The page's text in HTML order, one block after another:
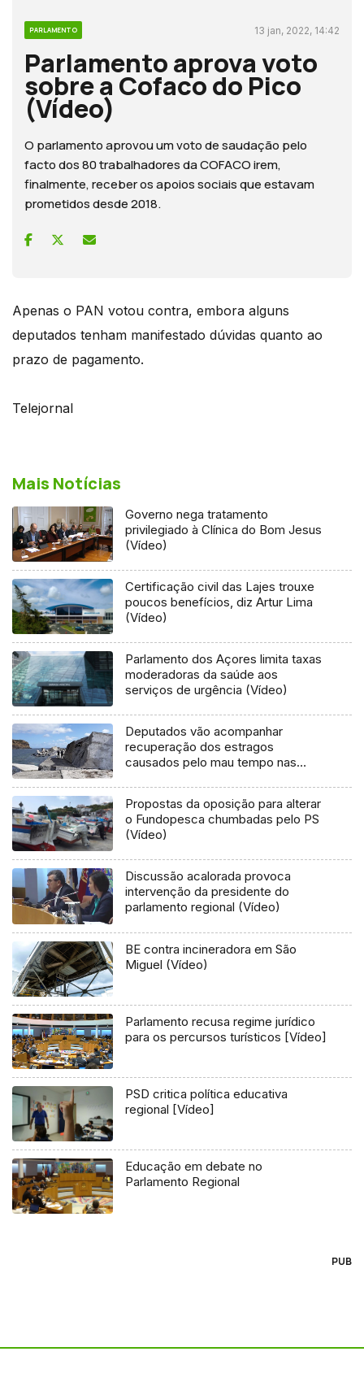
PARLAMENTO 13 jan, 2022, 14:42
Parlamento aprova voto
sobre a Cofaco do Pico
(Vídeo)
O parlamento aprovou um voto de saudação pelo
facto dos 80 trabalhadores da COFACO irem,
finalmente, receber os apoios sociais que estavam
prometidos desde 2018.
Apenas o PAN votou contra, embora alguns
deputados tenham manifestado dúvidas quanto ao
prazo de pagamento.
Telejornal
Mais Notícias
Governo nega tratamento
privilegiado à Clínica do Bom Jesus
(Vídeo)
Certificação civil das Lajes trouxe
poucos benefícios, diz Artur Lima
(Vídeo)
Parlamento dos Açores limita taxas
moderadoras da saúde aos
serviços de urgência (Vídeo)
Deputados vão acompanhar
recuperação dos estragos
causados pelo mau tempo nas
Propostas da oposição para alterar
o Fundopesca chumbadas pelo PS
(Vídeo)
Discussão acalorada provoca
intervenção da presidente do
parlamento regional (Vídeo)
BE contra incineradora em São
Miguel (Vídeo)
Parlamento recusa regime jurídico
para os percursos turísticos [Vídeo]
PSD critica política educativa
regional [Vídeo]
Educação em debate no
Parlamento Regional
PUB